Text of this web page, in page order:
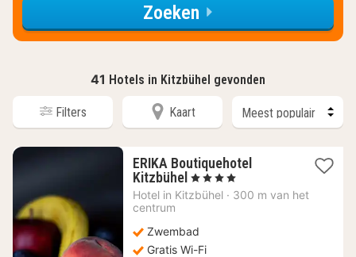
Zoeken
41 Hotels in Kitzbühel gevonden
Filters Kaart
ERIKA Boutiquehotel
Kitzbühel 1
nacht
€
, 4 Sterren
Hotel in Kitzbühel · 300 m van het
centrum
Zwembad
Gratis Wi-Fi